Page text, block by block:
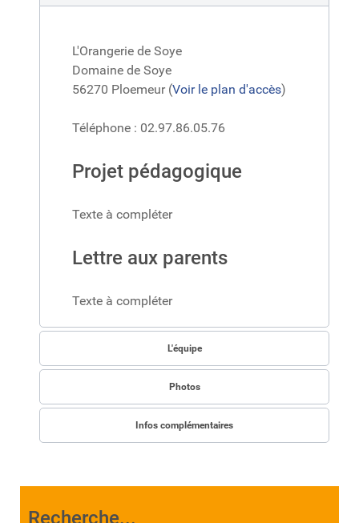
L'Orangerie de Soye
Domaine de Soye
56270 Ploemeur (Voir le plan d'accès)
Téléphone : 02.97.86.05.76
Projet pédagogique
Texte à compléter
Lettre aux parents
Texte à compléter
L'équipe
Photos
Infos complémentaires
Recherche...